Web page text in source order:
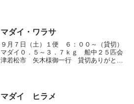
マダイ・ワラサ
９月７日（土）１便 ６：００～（貸切）
マダイ０．５～３．７ｋｇ 船中２５匹会
津若松市 矢木様御一行 貸切ありがとう
波高く、船酔...
マダイ ヒラメ